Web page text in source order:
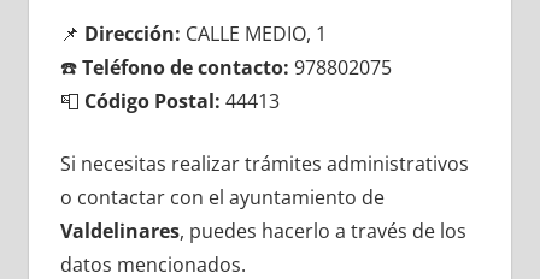
📌 Dirección: CALLE MEDIO, 1
☎️Teléfono dе contacto: 978802075
📮 Código Postal: 44413
Si necesitas realizar trámites administrativos
ο contactar сοn el ayuntamiento dе
Valdelinares, puedes hacerlo а través dе los
datos mencionados.